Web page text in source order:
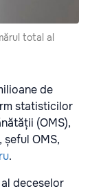
total al
de
statisticilor
(OMS),
OMS,
.
deceselor